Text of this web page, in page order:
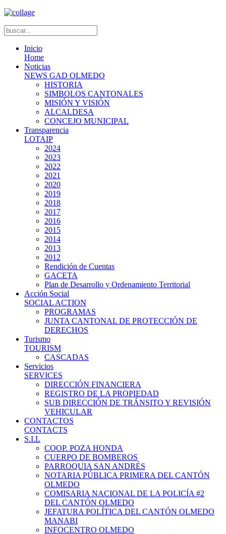
Inicio
Home
Noticias
NEWS GAD OLMEDO
HISTORIA
SIMBOLOS CANTONALES
MISIÓN Y VISIÓN
ALCALDESA
CONCEJO MUNICIPAL
Transparencia
LOTAIP
2024
2023
2022
2021
2020
2019
2018
2017
2016
2015
2014
2013
2012
Rendición de Cuentas
GACETA
Plan de Desarrollo y Ordenamiento Territorial
Acción Social
SOCIAL ACTION
PROGRAMAS
JUNTA CANTONAL DE PROTECCIÓN DE
DERECHOS
Turismo
TOURISM
CASCADAS
Servicios
SERVICES
DIRECCIÓN FINANCIERA
REGISTRO DE LA PROPIEDAD
SUB DIRECCIÓN DE TRÁNSITO Y REVISIÓN
VEHICULAR
CONTACTOS
CONTACTS
S.I.L
COOP. POZA HONDA
CUERPO DE BOMBEROS
PARROQUIA SAN ANDRÉS
NOTARIA PÚBLICA PRIMERA DEL CANTÓN
OLMEDO
COMISARIA NACIONAL DE LA POLICÍA #2
DEL CANTÓN OLMEDO
JEFATURA POLÍTICA DEL CANTÓN OLMEDO
MANABI
INFOCENTRO OLMEDO